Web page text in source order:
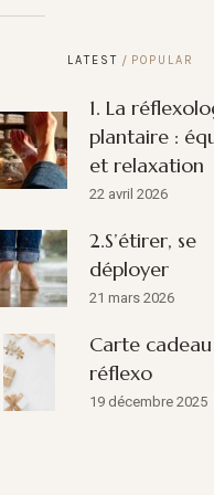
LATEST POPULAR
1. La
plantaire :
et relaxation
22 avril 2026
2.S’étirer, se
déployer
21 mars 2026
Carte cadeau
réflexo
19 décembre 2025